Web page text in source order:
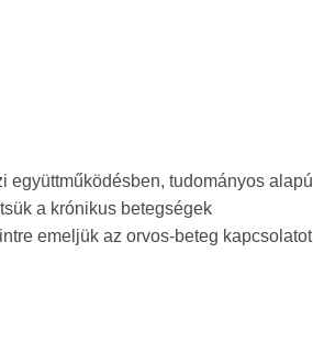
együttműködésben, tudományos alapú
a krónikus betegségek
emeljük az orvos-beteg kapcsolatot